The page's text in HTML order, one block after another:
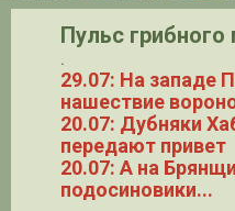
Пульс грибного
.
29.07: На западе
нашествие
20.07: Дубняки
передают привет
20.07: А на
подосиновики...